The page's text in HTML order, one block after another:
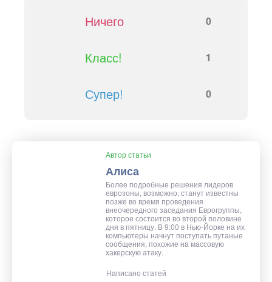
Ничего 0
Класс! 1
Супер! 0
Автор статьи
Алиса
Более подробные решения лидеров
еврозоны, возможно, станут известны
позже во время проведения
внеочередного заседания Еврогруппы,
которое состоится во второй половине
дня в пятницу. В 9:00 в Нью-Йорке на их
компьютеры начнут поступать путаные
сообщения, похожие на массовую
хакерскую атаку.
Написано статей